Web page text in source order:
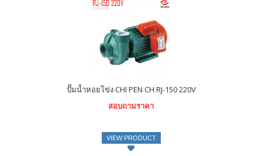
ปั๊มน้ำหอยโข่ง CHI PEN CH RJ-150 220V
สอบถามราคา
VIEW PRODUCT